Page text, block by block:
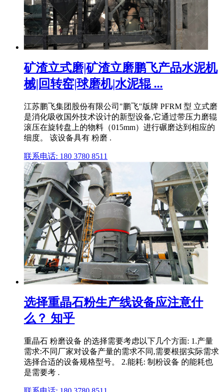
矿渣立式磨|矿渣立磨鹏飞产品水泥机
械|回转窑|球磨机|水泥辊 ...
江苏鹏飞集团股份有限公司"鹏飞"版牌 PFRM 型 立式磨
是消化吸收国外技术设计的新型设备,它通过带压力磨辊
滚压在旋转盘上的物料（015mm）进行碾磨达到相应的
细度。 该设备具有 粉磨 .
联系电话: 180 3780 8511
选择重晶石粉生产线设备应注意什
么？ 知乎
重晶石 粉磨设备 的选择需要考虑以下几个方面: 1.产量
需求:不同厂家对设备产量的需求不同,需要根据实际需求
选择合适的设备规格型号。 2.能耗: 制粉设备 的能耗也
是需要考 .